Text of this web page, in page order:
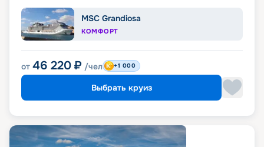
MSC Grandiosa
КОМФОРТ
от 46 220 ₽ /чел +1 000
Выбрать круиз